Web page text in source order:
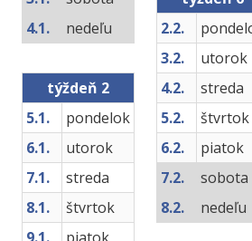
4.1.
nedeľu
týždeň 2
5.1.
pondelok
6.1.
utorok
7.1.
streda
8.1.
štvrtok
2.2.
3.2.
utorok
4.2.
streda
5.2.
štvrtok
6.2.
piatok
7.2.
sobota
8.2.
nedeľu